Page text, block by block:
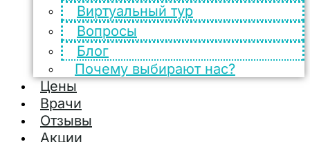
Виртуальный тур
Вопросы
Блог
Почему выбирают нас?
Цены
Врачи
Отзывы
Акции